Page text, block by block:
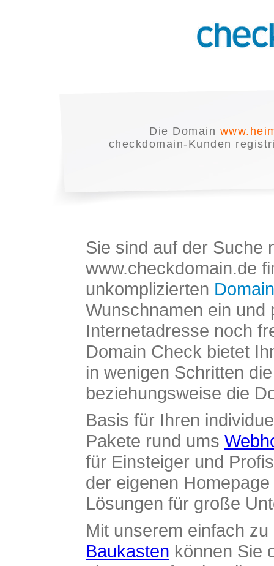
Die Domain
checkdomain-Kunden
Sie sind auf der Suche
www.checkdomain.de
unkomplizierten
Wunschnamen ein und
Internetadresse noch
Domain Check bietet
in wenigen Schritten
beziehungsweise die
Basis für Ihren
Pakete rund ums
für Einsteiger und
der eigenen
Lösungen für große
Mit unserem einfach
Baukasten können Sie